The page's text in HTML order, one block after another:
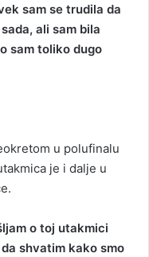
sam se trudila da
ali sam bila
sam toliko dugo
u polufinalu
je i dalje u
o toj utakmici
shvatim kako smo